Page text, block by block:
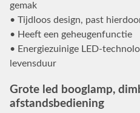
gemak
• Tijdloos design, past
• Heeft een geheugenfunctie
• Energiezuinige LED-
levensduur
Grote led booglamp,
afstandsbediening